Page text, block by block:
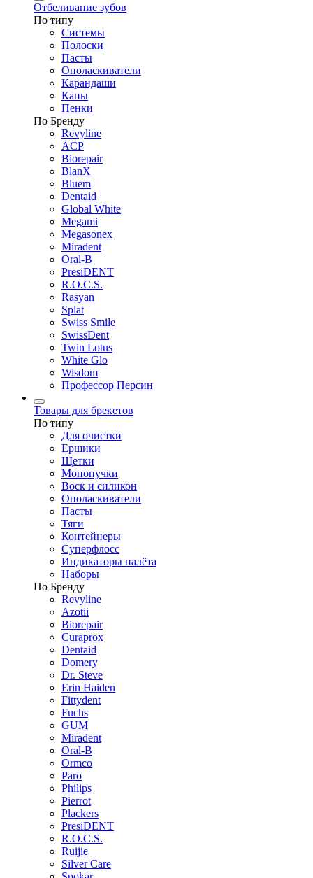
Отбеливание зубов
По типу
Системы
Полоски
Пасты
Ополаскиватели
Карандаши
Капы
Пенки
По Бренду
Revyline
ACP
Biorepair
BlanX
Bluem
Dentaid
Global White
Megami
Megasonex
Miradent
Oral-B
PresiDENT
R.O.C.S.
Rasyan
Splat
Swiss Smile
SwissDent
Twin Lotus
White Glo
Wisdom
Профессор Персин
Товары для брекетов
По типу
Для очистки
Ершики
Щетки
Монопучки
Воск и силикон
Ополаскиватели
Пасты
Тяги
Контейнеры
Суперфлосс
Индикаторы налёта
Наборы
По Бренду
Revyline
Azotii
Biorepair
Curaprox
Dentaid
Domery
Dr. Steve
Erin Haiden
Fittydent
Fuchs
GUM
Miradent
Oral-B
Ormco
Paro
Philips
Pierrot
Plackers
PresiDENT
R.O.C.S.
Ruijie
Silver Care